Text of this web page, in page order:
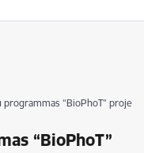
“BioPhoT”
“BioPhoT”